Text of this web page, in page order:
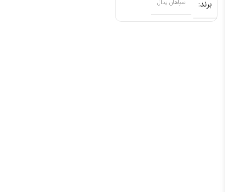
برند سپاهان پدال